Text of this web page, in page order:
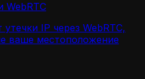
WebRTC
IP через WebRTC,
ваше местоположение